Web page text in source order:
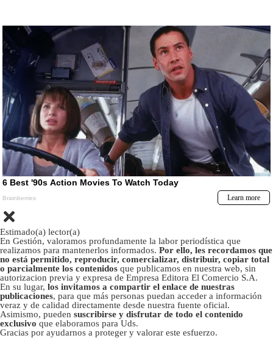
Estimado(a) lector(a)
En Gestión, valoramos profundamente la labor periodística que
realizamos para mantenerlos informados. Por ello, les recordamos que
no está permitido, reproducir, comercializar, distribuir, copiar total
o parcialmente los contenidos que publicamos en nuestra web, sin
autorizacion previa y expresa de Empresa Editora El Comercio S.A.
En su lugar, los invitamos a compartir el enlace de nuestras
publicaciones, para que más personas puedan acceder a información
veraz y de calidad directamente desde nuestra fuente oficial.
Asimismo, pueden suscribirse y disfrutar de todo el contenido
exclusivo que elaboramos para Uds.
Gracias por ayudarnos a proteger y valorar este esfuerzo.